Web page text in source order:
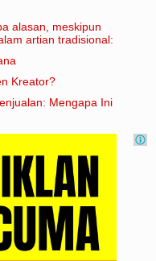
alasan, meskipun
artian tradisional:
Kreator?
Mengapa Ini